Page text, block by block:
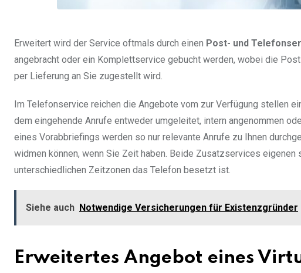
Erweitert wird der Service oftmals durch einen Post- und
angebracht oder ein Komplettservice gebucht werden, wobei die
per Lieferung an Sie zugestellt wird.
Im Telefonservice reichen die Angebote vom zur Verfügung stellen
dem eingehende Anrufe entweder umgeleitet, intern angenommen
eines Vorabbriefings werden so nur relevante Anrufe zu Ihnen
widmen können, wenn Sie Zeit haben. Beide Zusatzservices
unterschiedlichen Zeitzonen das Telefon besetzt ist.
Siehe auch Notwendige Versicherungen für Existenzgründer
Erweitertes Angebot eines